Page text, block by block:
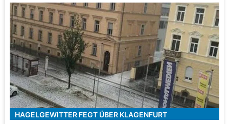
HAGELGEWITTER FEGT ÜBER KLAGENFURT